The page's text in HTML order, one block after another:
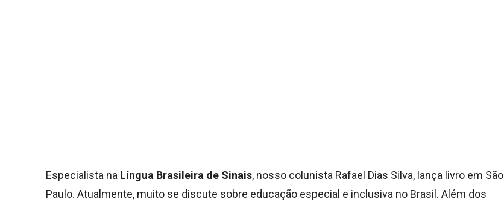
Especialista na Língua Brasileira de Sinais, nosso colunista Rafael Dias Silva, lança livro em São
Paulo. Atualmente, muito se discute sobre educação especial e inclusiva no Brasil. Além dos